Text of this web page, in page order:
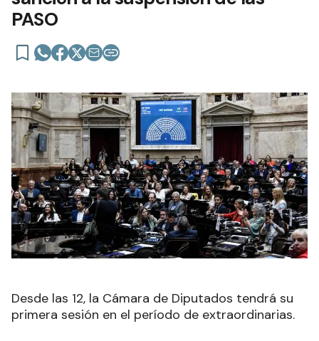
PASO
Desde las 12, la Cámara de Diputados tendrá su
primera sesión en el período de extraordinarias.